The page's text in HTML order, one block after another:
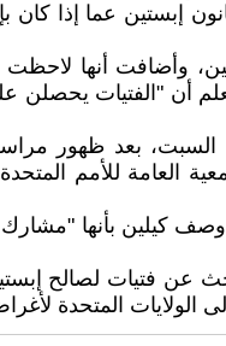
رئيس مجلس «الاحتياطي الفيدرالي» جيروم
وأضافت أنها
أن "الفتيات
السبت، بعد ظهور
العامة للأمم
وصف كيلين بأنها